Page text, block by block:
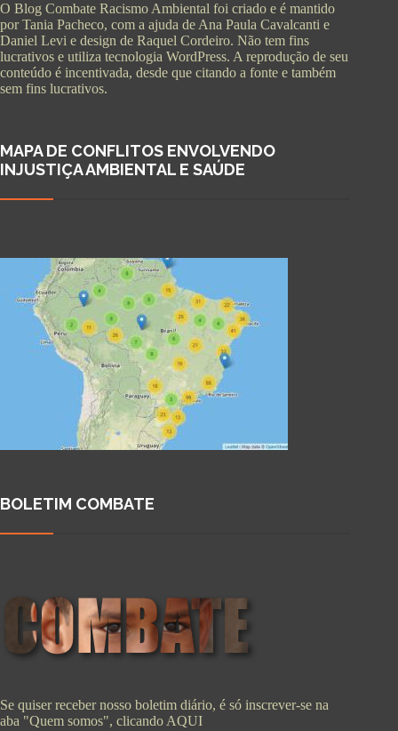
O Blog Combate Racismo Ambiental foi criado e é mantido
por Tania Pacheco, com a ajuda de Ana Paula Cavalcanti e
Daniel Levi e design de Raquel Cordeiro. Não tem fins
lucrativos e utiliza tecnologia WordPress. A reprodução de seu
conteúdo é incentivada, desde que citando a fonte e também
sem fins lucrativos.
MAPA DE CONFLITOS ENVOLVENDO
INJUSTIÇA AMBIENTAL E SAÚDE
BOLETIM COMBATE
Se quiser receber nosso boletim diário, é só inscrever-se na
aba "Quem somos", clicando AQUI